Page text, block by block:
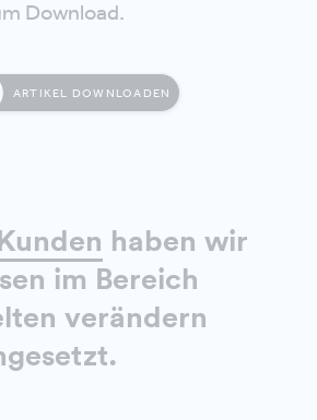
Download.
ARTIKEL DOWNLOADEN
haben wir
im Bereich
verändern